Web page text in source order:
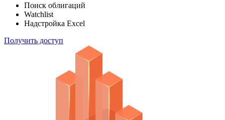
Поиск облигаций
Watchlist
Надстройка Excel
Получить доступ